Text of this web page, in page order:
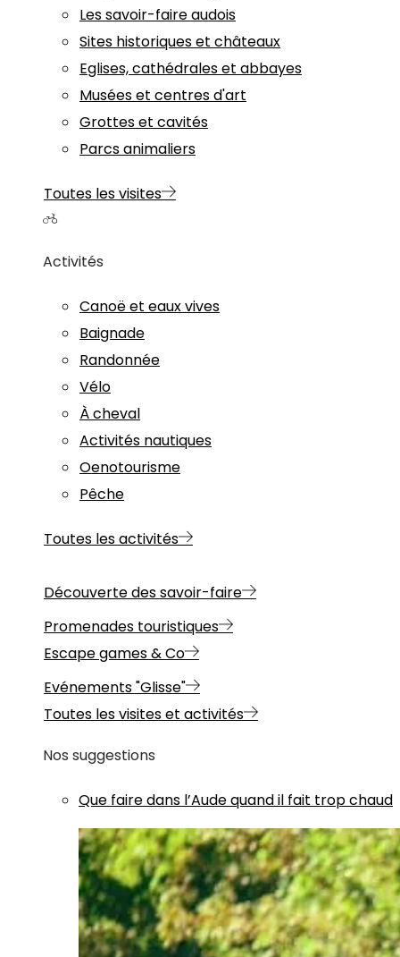
Les savoir-faire audois
Sites historiques et châteaux
Eglises, cathédrales et abbayes
Musées et centres d'art
Grottes et cavités
Parcs animaliers
Toutes les visites
Activités
Canoë et eaux vives
Baignade
Randonnée
Vélo
À cheval
Activités nautiques
Oenotourisme
Pêche
Toutes les activités
Découverte des savoir-faire
Promenades touristiques
Escape games & Co
Evénements "Glisse"
Toutes les visites et activités
Nos suggestions
Que faire dans l’Aude quand il fait trop chaud